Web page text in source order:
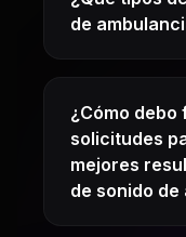
de
¿Cómo
solicitudes
mejores
de sonido de